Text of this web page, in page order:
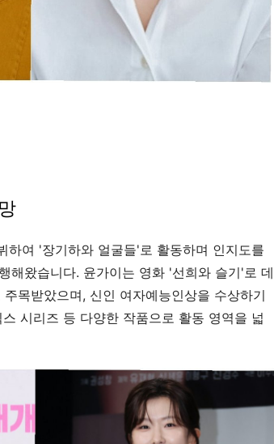
하여 '장기하와 얼굴들'로 활동하며 인지도를
해왔습니다. 윤가이는 영화 '선희와 슬기'로 데
목받았으며, 신인 여자예능인상을 수상하기
시리즈 등 다양한 작품으로 활동 영역을 넓